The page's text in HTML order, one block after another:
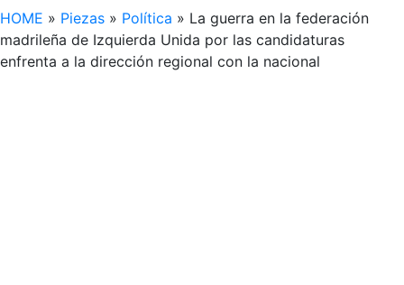
HOME » Piezas » Política » La guerra en la federación
madrileña de Izquierda Unida por las candidaturas
enfrenta a la dirección regional con la nacional